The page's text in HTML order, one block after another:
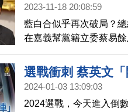
2023-11-18 20:08:59
藍白合似乎再次破局？
在嘉義幫黨籍立委蔡易
應，是在分權位、分利
選戰衝刺 蔡英文
2024-01-03 13:09:03
2024選戰，今天進入倒